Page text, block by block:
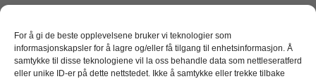
For å gi de beste opplevelsene bruker vi teknologier som
informasjonskapsler for å lagre og/eller få tilgang til enhetsinformasjon. Å
samtykke til disse teknologiene vil la oss behandle data som nettleseratferd
eller unike ID-er på dette nettstedet. Ikke å samtykke eller trekke tilbake
k
Tangen 10, Dusavik
4072 Randaberg
+ 47 51 69 27 00
post@nortrain.no